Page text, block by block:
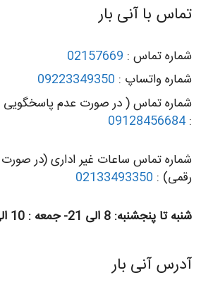
تماس با آنی بار
شماره تماس : 02157669
شماره واتساپ : 09223349350
شماره تماس ( در صورت عدم پاسخگویی
:
رقمی) : 02133493350
شنبه تا پنجشنبه: 8 الی 21- جمعه : 10 الی 15
آدرس آنی بار